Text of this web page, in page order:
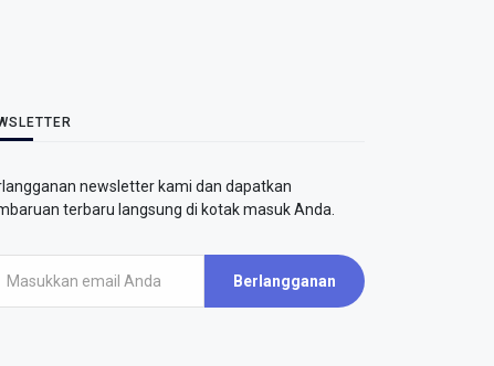
newsletter kami dan dapatkan
terbaru langsung di kotak masuk Anda.
Berlangganan